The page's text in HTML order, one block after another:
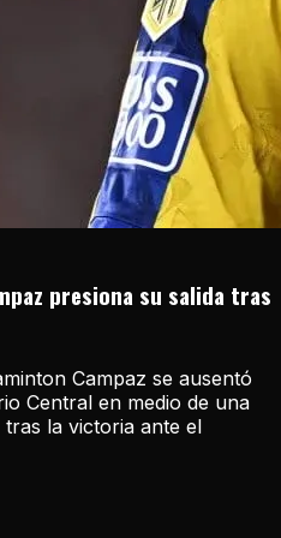
presiona su salida tras
Campaz se ausentó
Central en medio de una
la victoria ante el